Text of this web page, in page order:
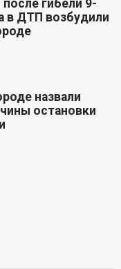
гибели 9-
в ДТП возбудили
назвали
остановки